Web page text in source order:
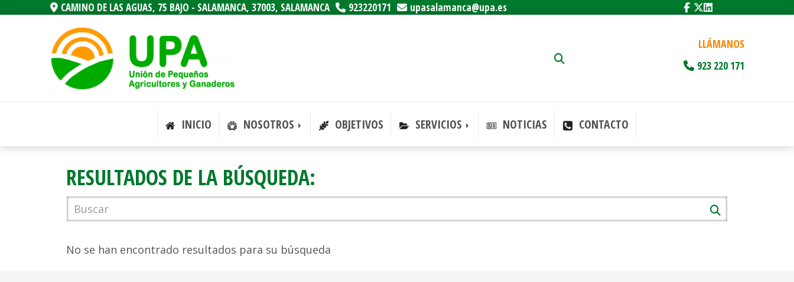
CAMINO DE LAS AGUAS, 75 BAJO - SALAMANCA, 37003, SALAMANCA 923220171 upasalamanca upa.es
LLÁMANOS
923 220 171
INICIO NOSOTROS OBJETIVOS SERVICIOS NOTICIAS CONTACTO
RESULTADOS DE LA BÚSQUEDA:
No se han encontrado resultados para su búsqueda